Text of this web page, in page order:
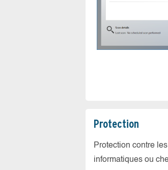
Protection
Protection contre
informatiques ou